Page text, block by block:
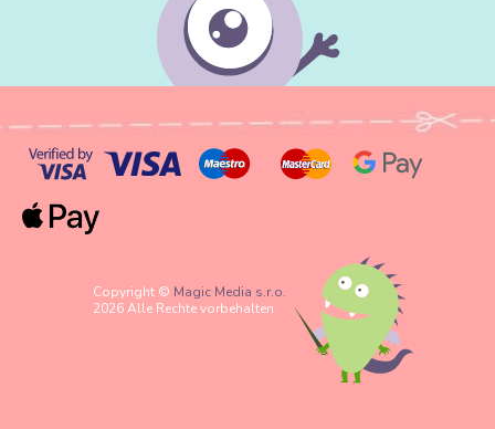
Copyright © Magic Media s.r.o.
2026 Alle Rechte vorbehalten